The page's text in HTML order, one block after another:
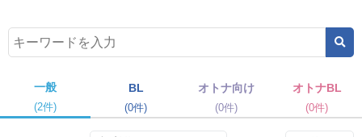
一般
(2件)
BL
(0件)
オトナ向け
(0件)
オトナBL
(0件)